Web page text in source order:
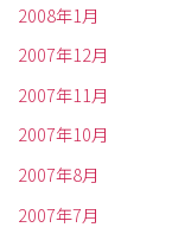
2008年1月
2007年12月
2007年11月
2007年10月
2007年8月
2007年7月